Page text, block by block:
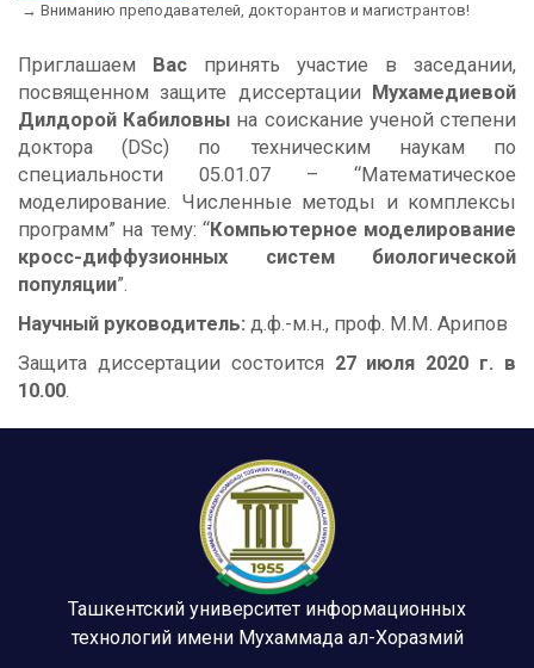
Вниманию преподавателей, докторантов и магистрантов!
Приглашаем Вас принять участие в заседании,
посвященном защите диссертации
Мухамедиевой
Дилдорой Кабиловны на соискание ученой степени
доктора (DSc) по техническим наукам по
специальности 05.01.07 – “Математическое
моделирование. Численные методы и комплексы
программ” на тему: “Компьютерное моделирование
кросс-диффузионных систем биологической
популяции”.
Научный руководитель: д.ф.-м.н., проф. М.М. Арипов
Защита диссертации состоится 27 июля 2020 г. в
10.00.
Ташкентский университет информационных
технологий имени Мухаммада ал-Хоразмий